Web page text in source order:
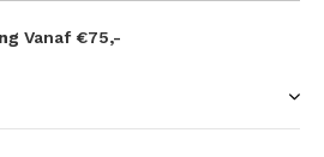
Vanaf €75,-